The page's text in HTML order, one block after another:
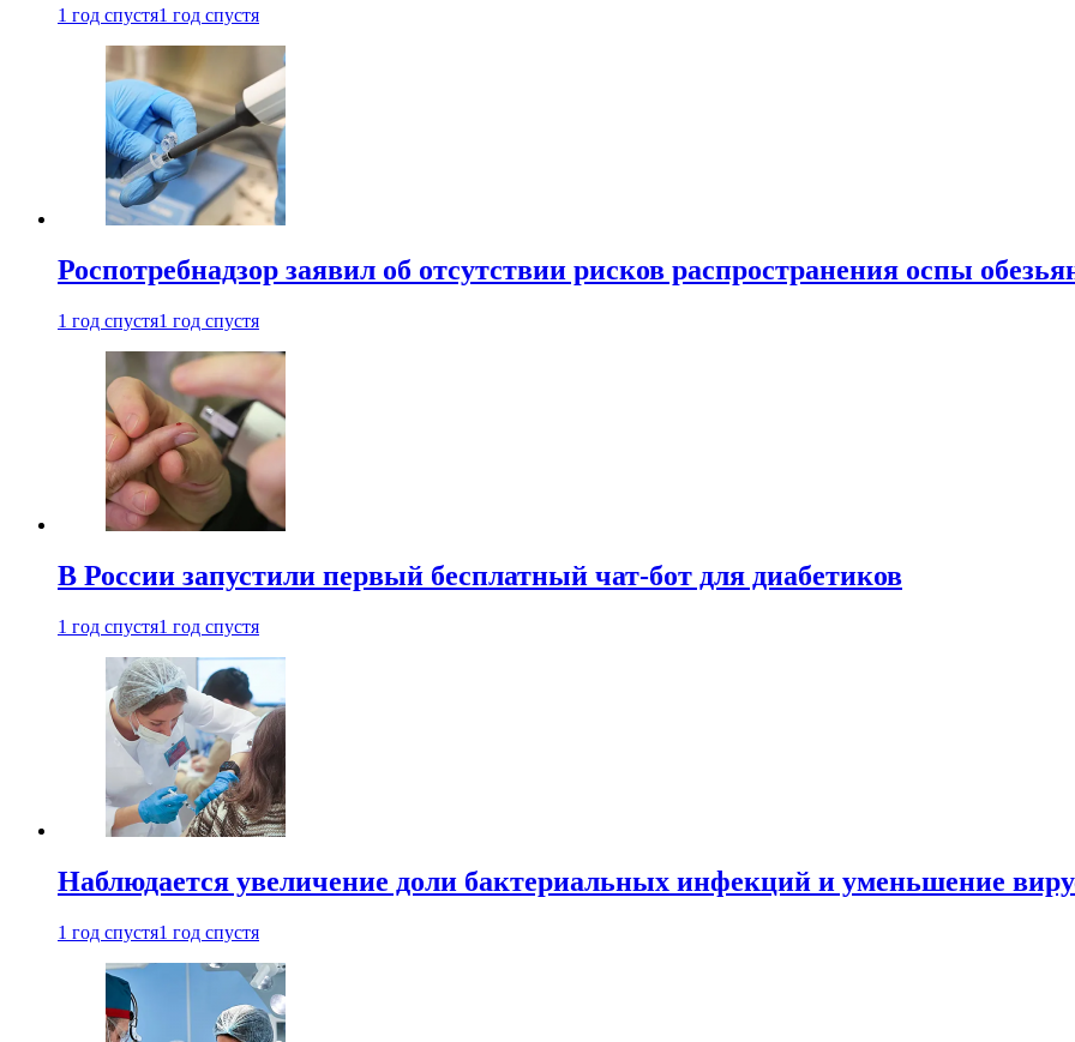
1 год спустя1 год спустя
Роспотребнадзор заявил об отсутствии рисков распространения оспы
1 год спустя1 год спустя
В России запустили первый бесплатный чат-бот для диабетиков
1 год спустя1 год спустя
Наблюдается увеличение доли бактериальных инфекций и уменьшение
1 год спустя1 год спустя